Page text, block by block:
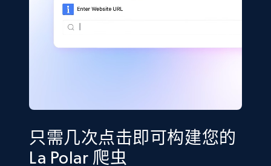
只需几次点击即可构建您的
La Polar 爬虫